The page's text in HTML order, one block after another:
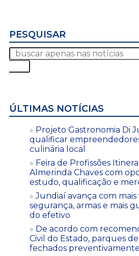
PESQUISAR
ÚLTIMAS NOTÍCIAS
Projeto Gastronomia Di
qualificar
culinária local
Feira de Profissões
Almerinda Chaves com
estudo, qualificação e
Jundiaí avança com
segurança, armas e mais
do efetivo
De acordo com
Civil do Estado, parques
fechados